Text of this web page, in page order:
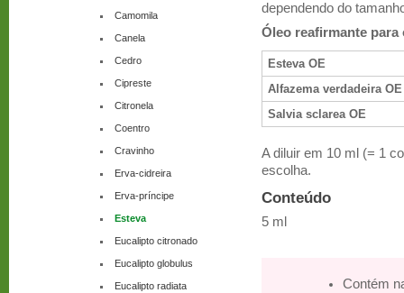
Camomila
Canela
Cedro
Cipreste
Citronela
Coentro
Cravinho
Erva-cidreira
Erva-príncipe
Esteva
Eucalipto citronado
Eucalipto globulus
Eucalipto radiata
dependendo do
Óleo reafirmante para
Esteva OE
Alfazema verdadeira OE
Salvia sclarea OE
A diluir em 10 ml (= 1
escolha.
Conteúdo
5 ml
Contém